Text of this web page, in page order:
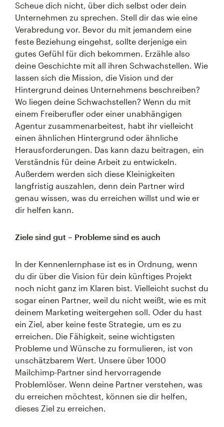
Scheue dich nicht, über dich selbst oder dein
Unternehmen zu sprechen. Stell dir das wie eine
Verabredung vor. Bevor du mit jemandem eine
feste Beziehung eingehst, sollte derjenige ein
gutes Gefühl für dich bekommen. Erzähle also
deine Geschichte mit all ihren Schwachstellen. Wie
lassen sich die Mission, die Vision und der
Hintergrund deines Unternehmens beschreiben?
Wo liegen deine Schwachstellen? Wenn du mit
einem Freiberufler oder einer unabhängigen
Agentur zusammenarbeitest, habt ihr vielleicht
einen ähnlichen Hintergrund oder ähnliche
Herausforderungen. Das kann dazu beitragen, ein
Verständnis für deine Arbeit zu entwickeln.
Außerdem werden sich diese Kleinigkeiten
langfristig auszahlen, denn dein Partner wird
genau wissen, was du erreichen willst und wie er
dir helfen kann.
Ziele sind gut – Probleme sind es auch
In der Kennenlernphase ist es in Ordnung, wenn
du dir über die Vision für dein künftiges Projekt
noch nicht ganz im Klaren bist. Vielleicht suchst du
sogar einen Partner, weil du nicht weißt, wie es mit
deinem Marketing weitergehen soll. Oder du hast
ein Ziel, aber keine feste Strategie, um es zu
erreichen. Die Fähigkeit, seine wichtigsten
Probleme und Wünsche zu formulieren, ist von
unschätzbarem Wert. Unsere über 1000
Mailchimp-Partner sind hervorragende
Problemlöser. Wenn deine Partner verstehen, was
du erreichen möchtest, können sie dir helfen,
dieses Ziel zu erreichen.